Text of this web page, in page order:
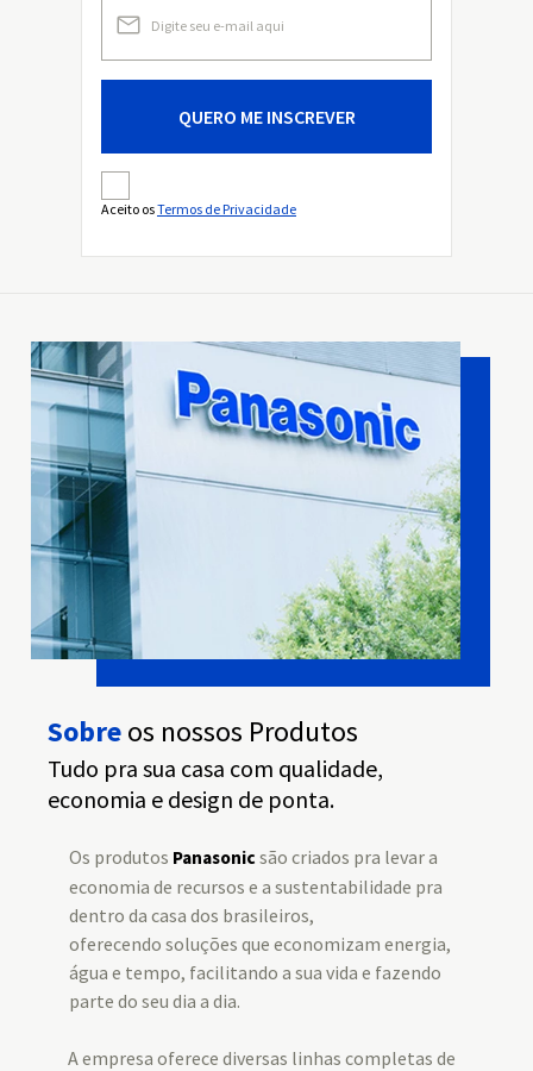
QUERO ME INSCREVER
Aceito osTermos de Privacidade
Sobreos nossos Produtos
Tudo pra sua casa com qualidade,
economia e design de ponta.
Os produtos Panasonic são criados pra levar a
economia de recursos e a sustentabilidade pra
dentro da casa dos brasileiros,
oferecendo soluções que economizam energia,
água e tempo, facilitando a sua vida e fazendo
parte do seu dia a dia.
A empresa oferece diversas linhas completas de